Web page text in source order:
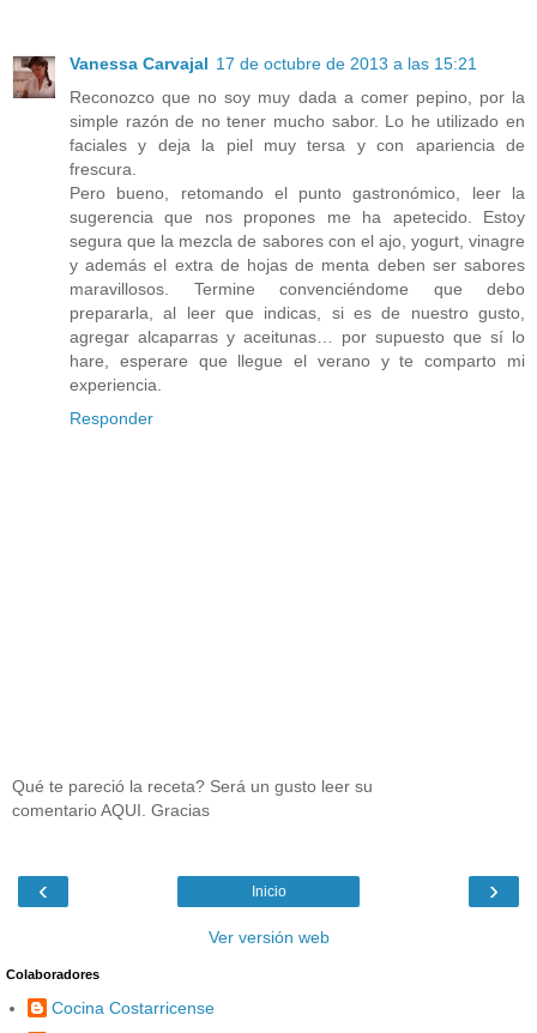
Vanessa Carvajal 17 de octubre de 2013 a las 15:21
Reconozco que no soy muy dada a comer pepino, por la
simple razón de no tener mucho sabor. Lo he utilizado en
faciales y deja la piel muy tersa y con apariencia de
frescura.
Pero bueno, retomando el punto gastronómico, leer la
sugerencia que nos propones me ha apetecido. Estoy
segura que la mezcla de sabores con el ajo, yogurt, vinagre
y además el extra de hojas de menta deben ser sabores
maravillosos. Termine convenciéndome que debo
prepararla, al leer que indicas, si es de nuestro gusto,
agregar alcaparras y aceitunas… por supuesto que sí lo
hare, esperare que llegue el verano y te comparto mi
experiencia.
Responder
Qué te pareció la receta? Será un gusto leer su
comentario AQUI. Gracias
‹ ›
Inicio
Ver versión web
Colaboradores
Cocina Costarricense